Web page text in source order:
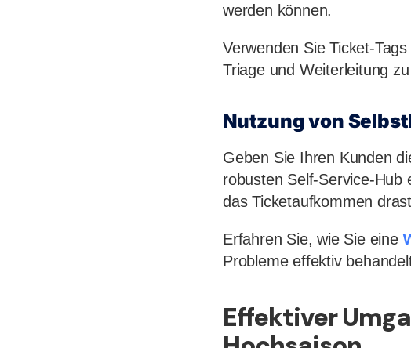
werden können.
Verwenden Sie Ticket-
Triage und Weiterleitung
Nutzung von
Geben Sie Ihren Kunden
robusten Self-Service-Hub
das Ticketaufkommen
Erfahren Sie, wie Sie eine
Probleme effektiv
Effektiver